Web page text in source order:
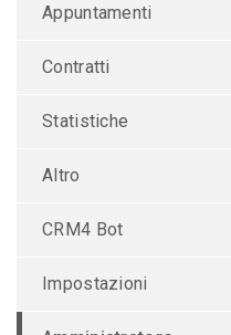
Appuntamenti
Contratti
Statistiche
Altro
CRM4 Bot
Impostazioni